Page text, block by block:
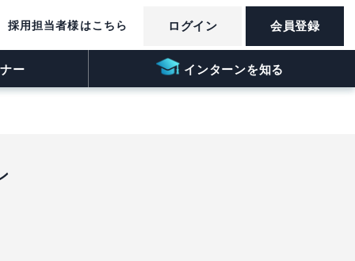
ー インターンを知る
採用担当者様はこちら ログイン 会員登録